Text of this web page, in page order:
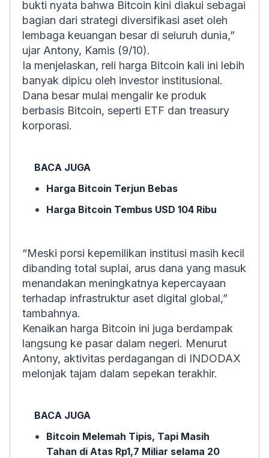
bukti nyata bahwa Bitcoin kini diakui sebagai
bagian dari strategi diversifikasi aset oleh
lembaga keuangan besar di seluruh dunia,”
ujar Antony, Kamis (9/10).
Ia menjelaskan, reli harga Bitcoin kali ini lebih
banyak dipicu oleh investor institusional.
Dana besar mulai mengalir ke produk
berbasis Bitcoin, seperti ETF dan treasury
korporasi.
BACA JUGA
Harga Bitcoin Terjun Bebas
Harga Bitcoin Tembus USD 104 Ribu
“Meski porsi kepemilikan institusi masih kecil
dibanding total suplai, arus dana yang masuk
menandakan meningkatnya kepercayaan
terhadap infrastruktur aset digital global,”
tambahnya.
Kenaikan harga Bitcoin ini juga berdampak
langsung ke pasar dalam negeri. Menurut
Antony, aktivitas perdagangan di INDODAX
melonjak tajam dalam sepekan terakhir.
BACA JUGA
Bitcoin Melemah Tipis, Tapi Masih
Tahan di Atas Rp1,7 Miliar selama 20